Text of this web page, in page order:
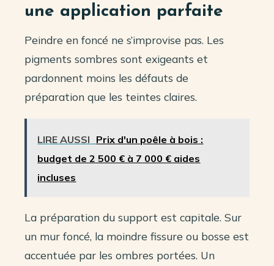
une application parfaite
Peindre en foncé ne s’improvise pas. Les
pigments sombres sont exigeants et
pardonnent moins les défauts de
préparation que les teintes claires.
LIRE AUSSI Prix d'un poêle à bois :
budget de 2 500 € à 7 000 € aides
incluses
La préparation du support est capitale. Sur
un mur foncé, la moindre fissure ou bosse est
accentuée par les ombres portées. Un